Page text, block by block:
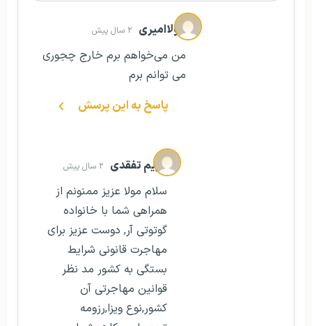
مولاامیری ۲ سال پیش
من می‌خواهم برم خارج چجوری
می توانم برم
پاسخ به این پرسش
مریم تفقدی ۲ سال پیش
سلام مولا عزیز ممنونم از
همراهی شما با خانواده
گوتوتی آر, دوست عزیز برای
مهاجرت قانونی شرایط
بستگی به کشور مد نظر
قوانین مهاجرتی آن
کشور,نوع ویزا,رزومه